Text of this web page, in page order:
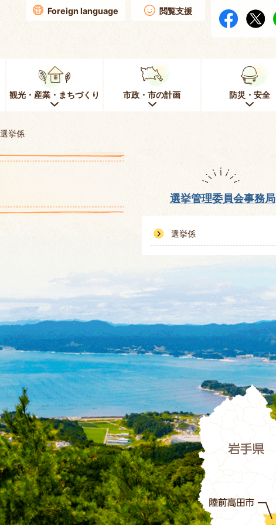
Foreign language 閲覧支援
観光・産業・まちづくり 市政・市の計画 防災・安全
選挙係
選挙管理委員会事務局
選挙係